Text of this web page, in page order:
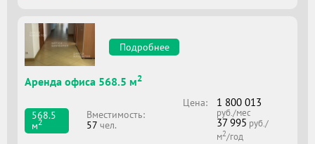
Подробнее
Аренда офиса 568.5 м2
568.5
м2
Вместимоcть:
57 чел.
Цена: 1 800 013
руб./мес
37 995 руб./
м2/год